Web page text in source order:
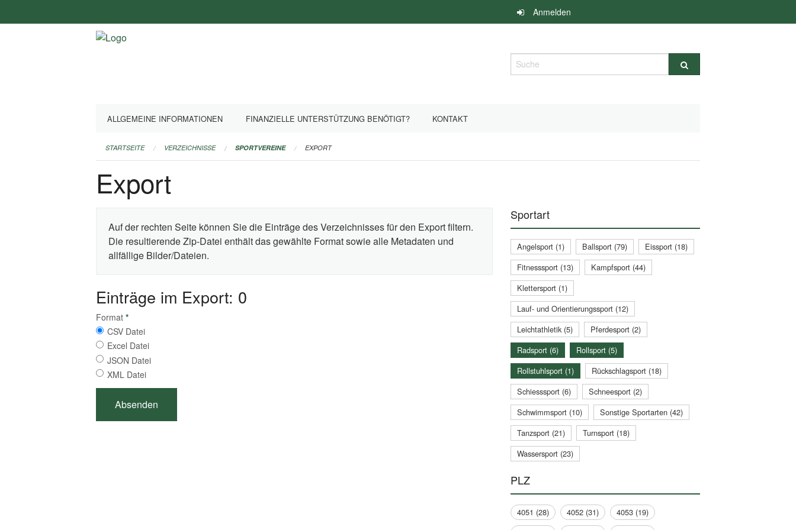
überspringen
Anmelden
Suche
ALLGEMEINE INFORMATIONEN FINANZIELLE UNTERSTÜTZUNG BENÖTIGT? KONTAKT
STARTSEITE VERZEICHNISSE SPORTVEREINE EXPORT
Export
Auf der rechten Seite können Sie die Einträge des Verzeichnisses für den Export filtern.
Die resultierende Zip-Datei enthält das gewählte Format sowie alle Metadaten und
allfällige Bilder/Dateien.
Einträge im Export: 0
Format *
CSV Datei
Excel Datei
JSON Datei
XML Datei
Sportart
Angelsport (1) Ballsport (79)
Eissport (18)
Fitnesssport (13)
Kampfsport (44)
Klettersport (1)
Lauf- und Orientierungssport (12)
Leichtathletik (5)
Pferdesport (2)
Radsport (6)
Rollsport (5)
Rollstuhlsport (1)
Rückschlagsport (18)
Schiesssport (6)
Schneesport (2)
Schwimmsport (10)
Sonstige Sportarten (42)
Tanzsport (21)
Turnsport (18)
Wassersport (23)
PLZ
4051 (28) 4052 (31)
4053 (19)